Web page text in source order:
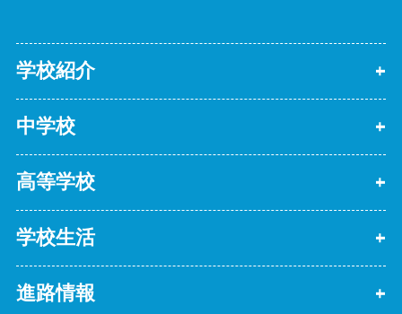
学校紹介
中学校
高等学校
学校生活
進路情報